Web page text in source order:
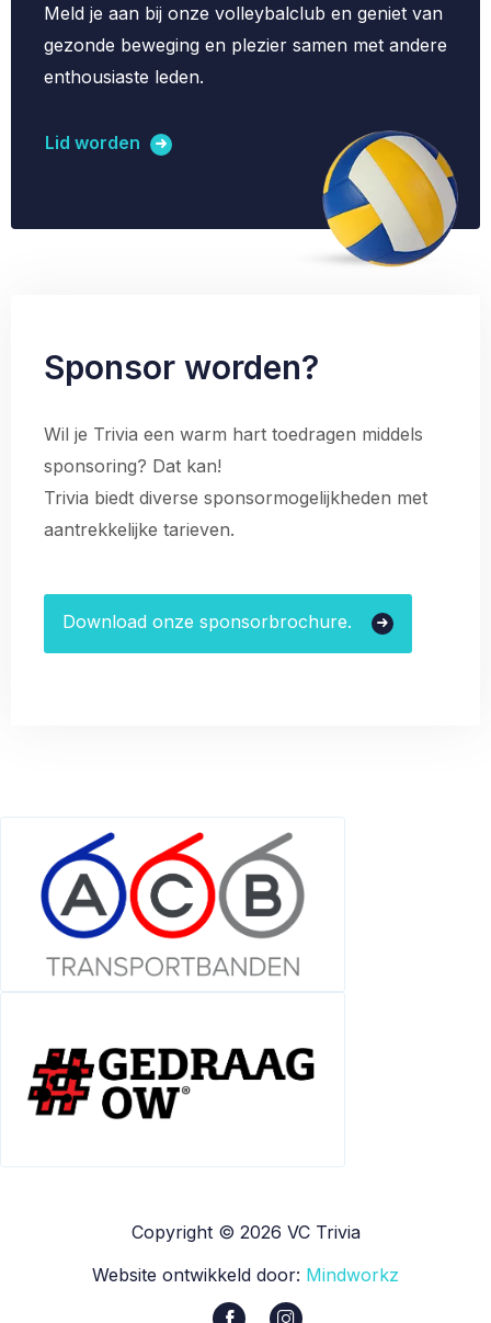
Meld je aan bij onze volleybalclub en geniet van
gezonde beweging en plezier samen met andere
enthousiaste leden.
Lid worden
Sponsor worden?
Wil je Trivia een warm hart toedragen middels
sponsoring? Dat kan!
Trivia biedt diverse sponsormogelijkheden met
aantrekkelijke tarieven.
Download onze sponsorbrochure.
Copyright © 2026 VC Trivia
Website ontwikkeld door: Mindworkz